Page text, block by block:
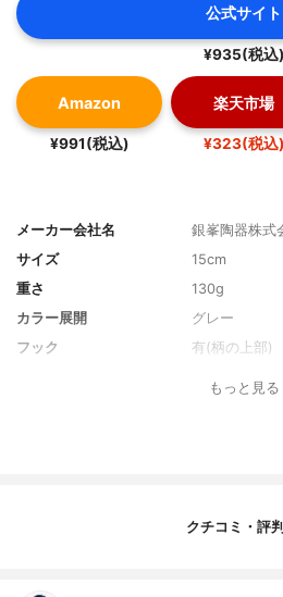
公式サイト
¥935(税込)
Amazon
¥991(税込)
楽天市場
¥323(税込)
メーカー会社名
銀峯陶器株式
サイズ
15cm
重さ
130g
カラー展開
グレー
フック
有(柄の上部)
もっと見る
クチコミ・評